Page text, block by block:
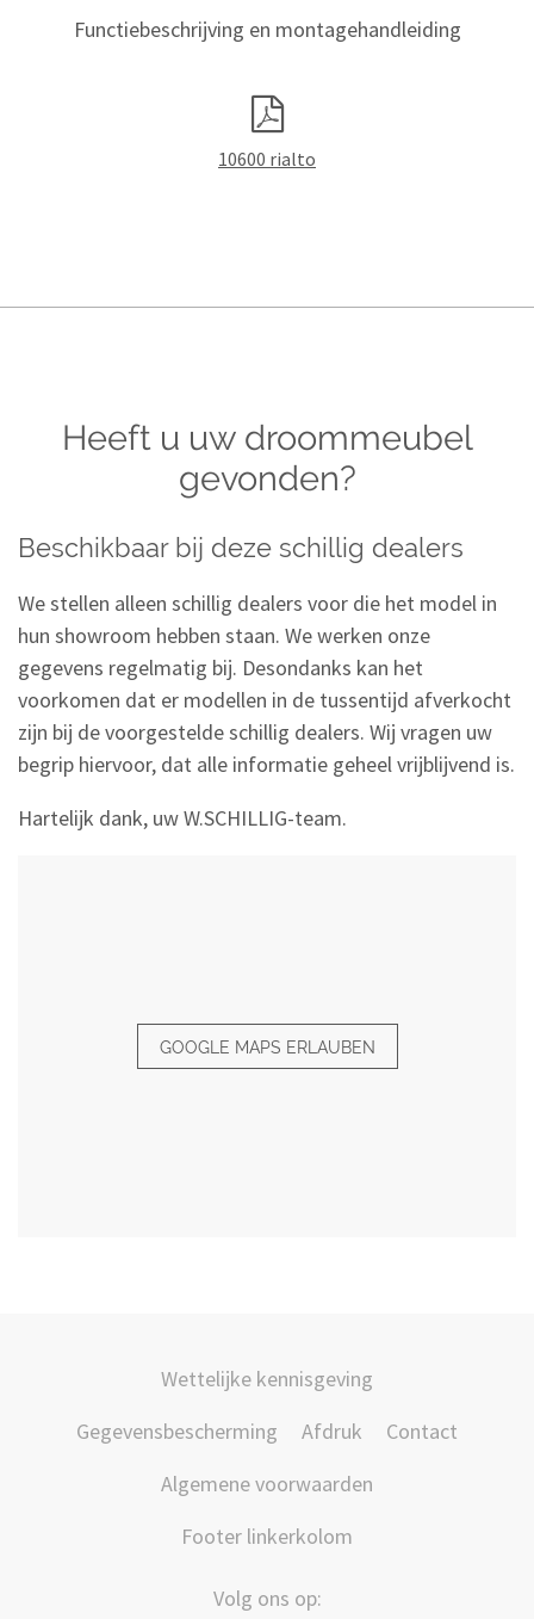
Functiebeschrijving en montagehandleiding
10600 rialto
Heeft u uw droommeubel
gevonden?
Beschikbaar bij deze schillig dealers
We stellen alleen schillig dealers voor die het model in
hun showroom hebben staan. We werken onze
gegevens regelmatig bij. Desondanks kan het
voorkomen dat er modellen in de tussentijd afverkocht
zijn bij de voorgestelde schillig dealers. Wij vragen uw
begrip hiervoor, dat alle informatie geheel vrijblijvend is.
Hartelijk dank, uw W.SCHILLIG-team.
GOOGLE MAPS ERLAUBEN
Wettelijke kennisgeving
Gegevensbescherming
Afdruk
Contact
Algemene voorwaarden
Footer linkerkolom
Volg ons op: